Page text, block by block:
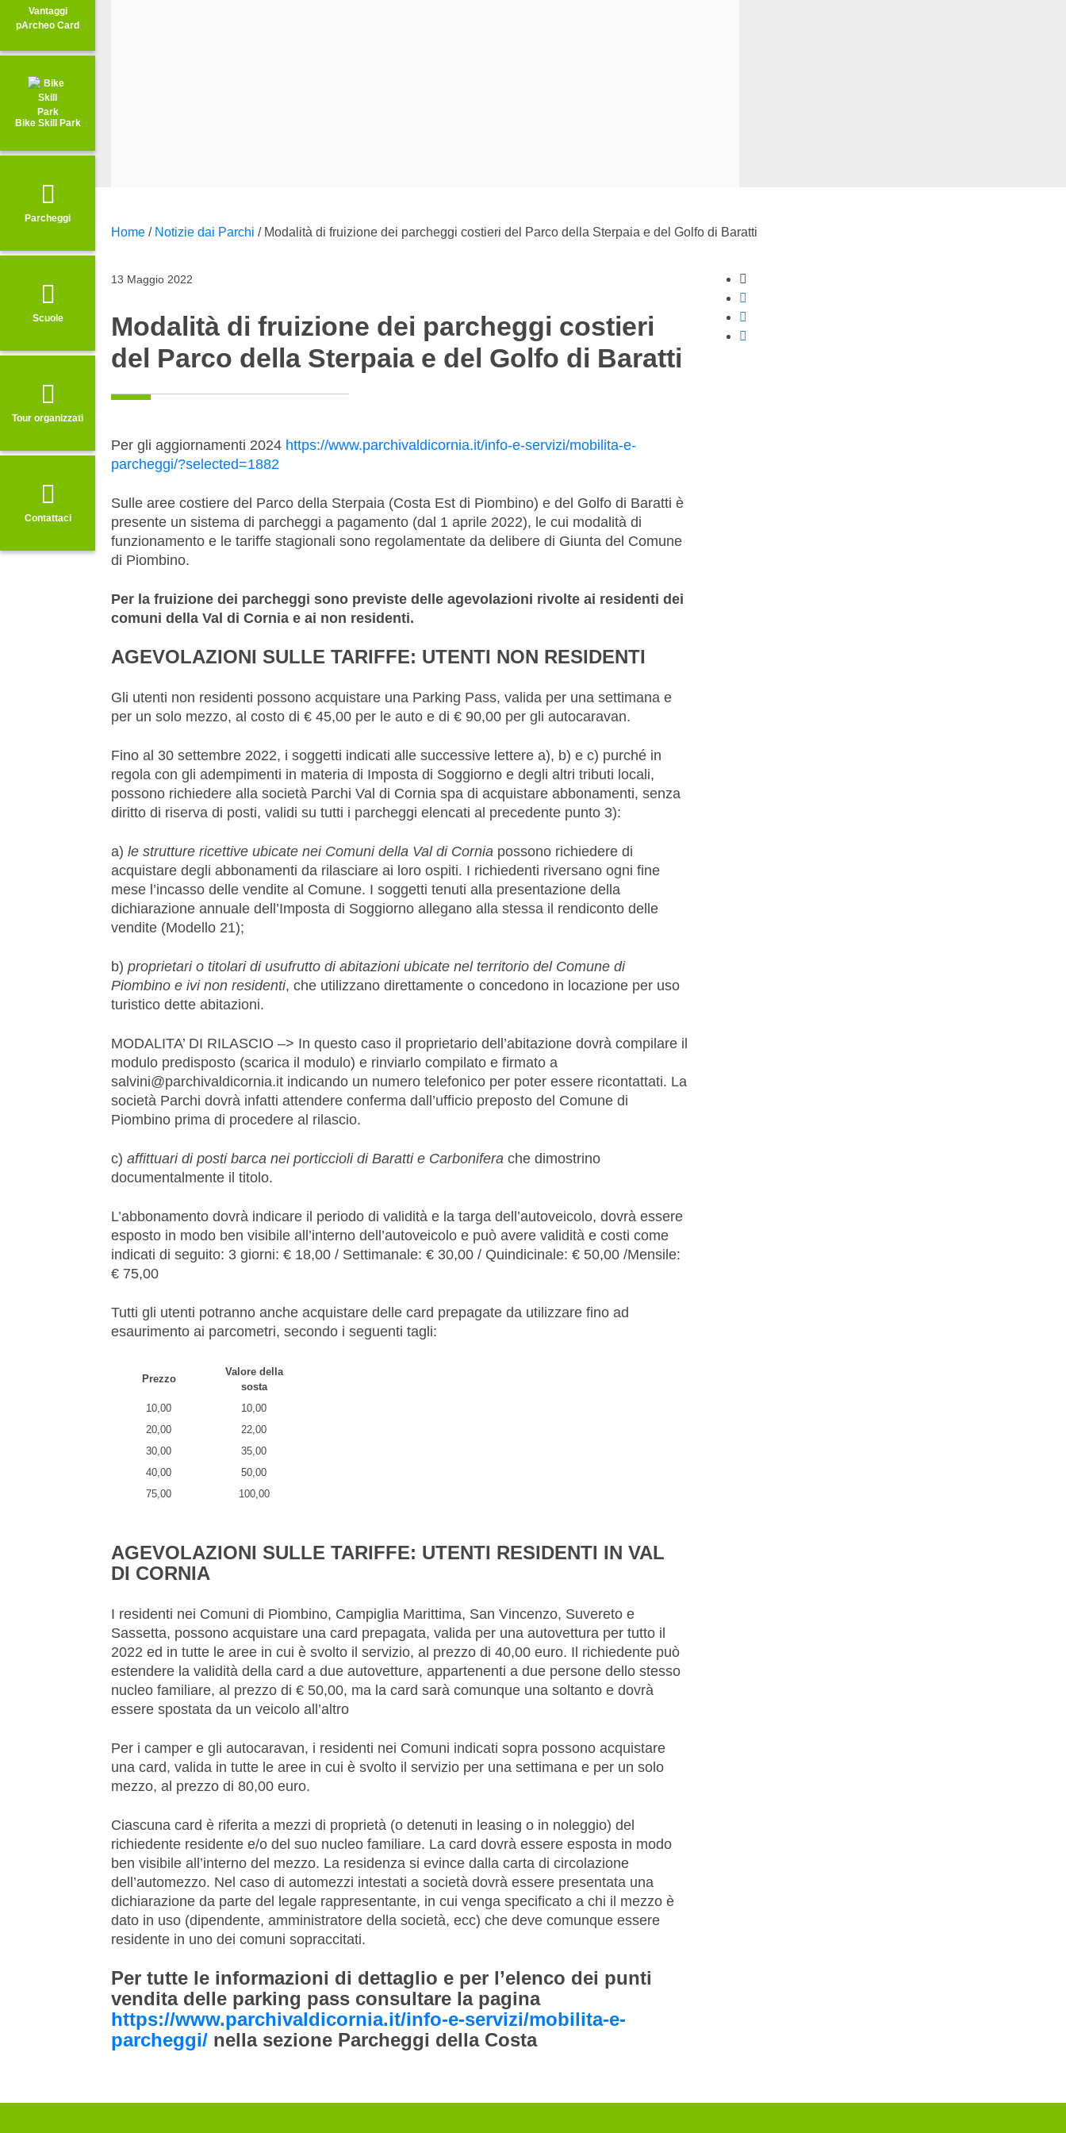
Vantaggi
pArcheo Card
Bike Skill Park
Parcheggi
Scuole
Tour organizzati
Contattaci
Home / Notizie dai Parchi / Modalità di fruizione dei parcheggi costieri del Parco della Sterpaia e del Golfo di Baratti
13 Maggio 2022
Modalità di fruizione dei parcheggi costieri
del Parco della Sterpaia e del Golfo di Baratti
Per gli aggiornamenti 2024 https://www.parchivaldicornia.it/info-e-servizi/mobilita-e-
parcheggi/?selected=1882
Sulle aree costiere del Parco della Sterpaia (Costa Est di Piombino) e del Golfo di Baratti è
presente un sistema di parcheggi a pagamento (dal 1 aprile 2022), le cui modalità di
funzionamento e le tariffe stagionali sono regolamentate da delibere di Giunta del Comune
di Piombino.
Per la fruizione dei parcheggi sono previste delle agevolazioni rivolte ai residenti dei
comuni della Val di Cornia e ai non residenti.
AGEVOLAZIONI SULLE TARIFFE: UTENTI NON RESIDENTI
Gli utenti non residenti possono acquistare una Parking Pass, valida per una settimana e
per un solo mezzo, al costo di € 45,00 per le auto e di € 90,00 per gli autocaravan.
Fino al 30 settembre 2022, i soggetti indicati alle successive lettere a), b) e c) purché in
regola con gli adempimenti in materia di Imposta di Soggiorno e degli altri tributi locali,
possono richiedere alla società Parchi Val di Cornia spa di acquistare abbonamenti, senza
diritto di riserva di posti, validi su tutti i parcheggi elencati al precedente punto 3):
a) le strutture ricettive ubicate nei Comuni della Val di Cornia possono richiedere di
acquistare degli abbonamenti da rilasciare ai loro ospiti. I richiedenti riversano ogni fine
mese l’incasso delle vendite al Comune. I soggetti tenuti alla presentazione della
dichiarazione annuale dell’Imposta di Soggiorno allegano alla stessa il rendiconto delle
vendite (Modello 21);
b) proprietari o titolari di usufrutto di abitazioni ubicate nel territorio del Comune di
Piombino e ivi non residenti, che utilizzano direttamente o concedono in locazione per uso
turistico dette abitazioni.
MODALITA’ DI RILASCIO –> In questo caso il proprietario dell’abitazione dovrà compilare il
modulo predisposto (scarica il modulo) e rinviarlo compilato e firmato a
salvini@parchivaldicornia.it indicando un numero telefonico per poter essere ricontattati. La
società Parchi dovrà infatti attendere conferma dall’ufficio preposto del Comune di
Piombino prima di procedere al rilascio.
c) affittuari di posti barca nei porticcioli di Baratti e Carbonifera che dimostrino
documentalmente il titolo.
L’abbonamento dovrà indicare il periodo di validità e la targa dell’autoveicolo, dovrà essere
esposto in modo ben visibile all’interno dell’autoveicolo e può avere validità e costi come
indicati di seguito: 3 giorni: € 18,00 / Settimanale: € 30,00 / Quindicinale: € 50,00 /Mensile:
€ 75,00
Tutti gli utenti potranno anche acquistare delle card prepagate da utilizzare fino ad
esaurimento ai parcometri, secondo i seguenti tagli:
Prezzo
Valore della
sosta
10,00
10,00
20,00
22,00
30,00
35,00
40,00
50,00
75,00
100,00
AGEVOLAZIONI SULLE TARIFFE: UTENTI RESIDENTI IN VAL
DI CORNIA
I residenti nei Comuni di Piombino, Campiglia Marittima, San Vincenzo, Suvereto e
Sassetta, possono acquistare una card prepagata, valida per una autovettura per tutto il
2022 ed in tutte le aree in cui è svolto il servizio, al prezzo di 40,00 euro. Il richiedente può
estendere la validità della card a due autovetture, appartenenti a due persone dello stesso
nucleo familiare, al prezzo di € 50,00, ma la card sarà comunque una soltanto e dovrà
essere spostata da un veicolo all’altro
Per i camper e gli autocaravan, i residenti nei Comuni indicati sopra possono acquistare
una card, valida in tutte le aree in cui è svolto il servizio per una settimana e per un solo
mezzo, al prezzo di 80,00 euro.
Ciascuna card è riferita a mezzi di proprietà (o detenuti in leasing o in noleggio) del
richiedente residente e/o del suo nucleo familiare. La card dovrà essere esposta in modo
ben visibile all’interno del mezzo. La residenza si evince dalla carta di circolazione
dell’automezzo. Nel caso di automezzi intestati a società dovrà essere presentata una
dichiarazione da parte del legale rappresentante, in cui venga specificato a chi il mezzo è
dato in uso (dipendente, amministratore della società, ecc) che deve comunque essere
residente in uno dei comuni sopraccitati.
Per tutte le informazioni di dettaglio e per l’elenco dei punti
vendita delle parking pass consultare la pagina
https://www.parchivaldicornia.it/info-e-servizi/mobilita-e-
parcheggi/ nella sezione Parcheggi della Costa
Strumenti di condivisione